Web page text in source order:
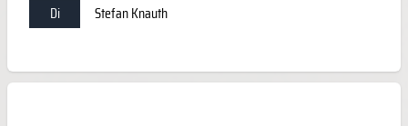
Di Stefan Knauth